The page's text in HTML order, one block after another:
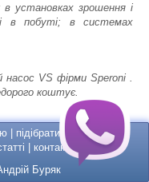
в установках зрошення і
і в побуті; в системах
насос VS фірми Speroni .
коштує.
підібрати насос|
контакти
Буряк